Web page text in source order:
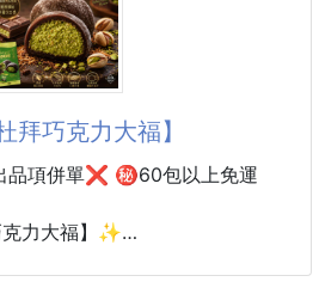
供七種迷人的顏色供您選擇，包
紫色、卡其色、綠色和藍色，讓
喜好做出最合適的選擇。
外觀設計獨特而時尚，能夠為
感。它採用了條紋狀的鎖扣設
引力，還展現出您的個性和品
還是稍微正式的場合，這款包
巧克力大福】
項併單❌ ㊙️60包以上免運
力大福】✨